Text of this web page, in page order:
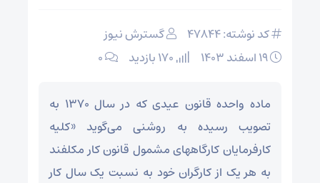
کد نوشته: 47844
گسترش نیوز
۰
ماده واحده قانون عیدی که در سال ۱۳۷۰ به
تصویب رسیده به روشنی می‌گوید «کلیه
کارفرمایان کارگاههای مشمول قانون کار مکلفند
به هر یک از کارگران خود به نسبت یک سال کار